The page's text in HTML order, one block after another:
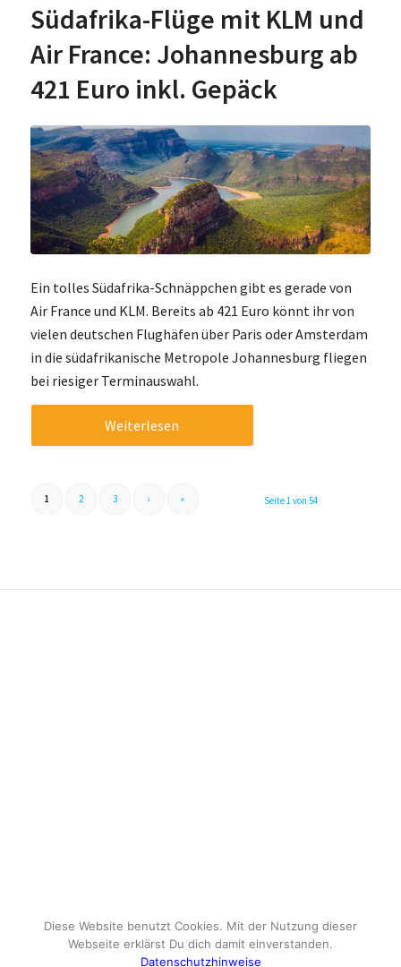
Südafrika-Flüge mit KLM und
Air France: Johannesburg ab
421 Euro inkl. Gepäck
Ein tolles Südafrika-Schnäppchen gibt es gerade von
Air France und KLM. Bereits ab 421 Euro könnt ihr von
vielen deutschen Flughäfen über Paris oder Amsterdam
in die südafrikanische Metropole Johannesburg fliegen
bei riesiger Terminauswahl.
Weiterlesen
Seite 1 von 54
1 2 3 › »
Diese Website benutzt Cookies. Mit der Nutzung dieser
Webseite erklärst Du dich damit einverstanden.
Datenschutzhinweise